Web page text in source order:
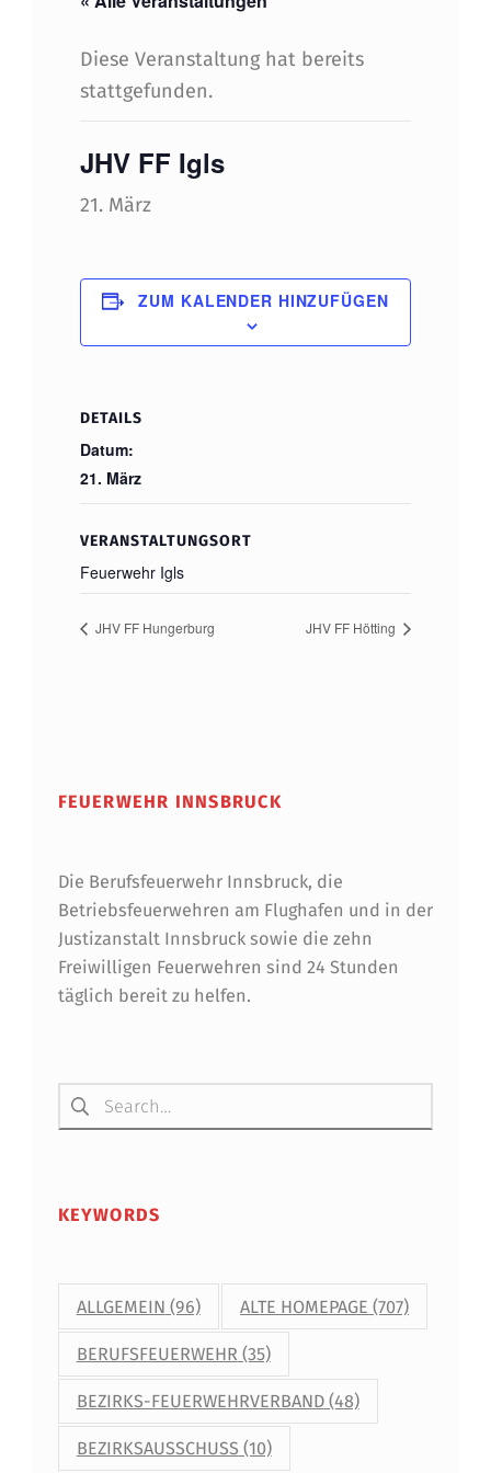
Diese Veranstaltung hat bereits
stattgefunden.
JHV FF Igls
21. März
ZUM KALENDER HINZUFÜGEN
DETAILS
Datum:
21. März
VERANSTALTUNGSORT
Feuerwehr Igls
JHV FF Hungerburg JHV FF Hötting
FEUERWEHR INNSBRUCK
Die Berufsfeuerwehr Innsbruck, die
Betriebsfeuerwehren am Flughafen und in der
Justizanstalt Innsbruck sowie die zehn
Freiwilligen Feuerwehren sind 24 Stunden
täglich bereit zu helfen.
Suchen nach:
KEYWORDS
ALLGEMEIN (96) ALTE HOMEPAGE (707)
BERUFSFEUERWEHR (35)
BEZIRKS-FEUERWEHRVERBAND(48)
BEZIRKSAUSSCHUSS (10)